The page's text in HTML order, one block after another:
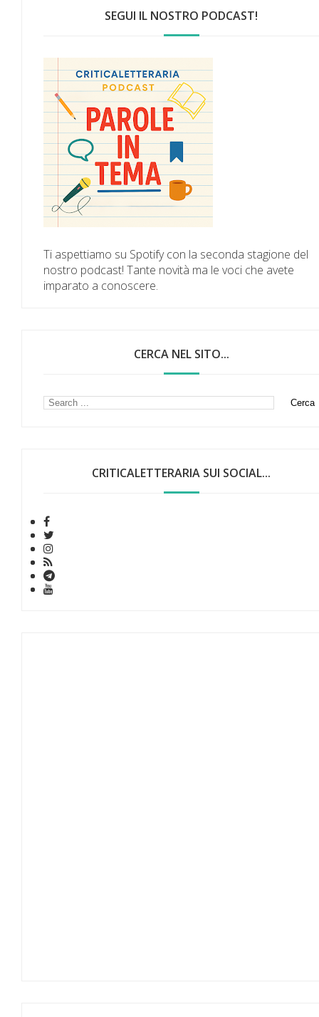
SEGUI IL NOSTRO PODCAST!
Ti aspettiamo su Spotify con la seconda stagione del
nostro podcast! Tante novità ma le voci che avete
imparato a conoscere.
CERCA NEL SITO...
CRITICALETTERARIA SUI SOCIAL...